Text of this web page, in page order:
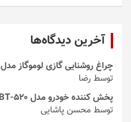
آخرین دیدگاه‌ها
چراغ روشنایی گازی لوموگاز مدل C200
توسط رضا
پخش کننده خودرو مدل 520-BT
توسط محسن پاشایی